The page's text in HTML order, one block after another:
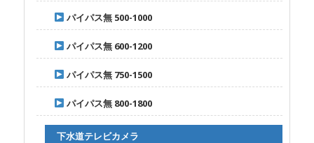
パイパス無 500-1000
パイパス無 600-1200
パイパス無 750-1500
パイパス無 800-1800
下水道テレビカメラ